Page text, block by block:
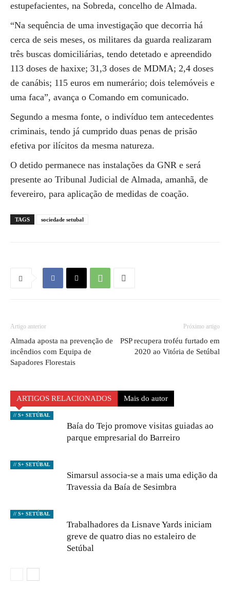
estupefacientes, na Sobreda, concelho de Almada.
“Na sequência de uma investigação que decorria há
cerca de seis meses, os militares da guarda realizaram
três buscas domiciliárias, tendo detetado e apreendido
113 doses de haxixe; 31,3 doses de MDMA; 2,4 doses
de canábis; 115 euros em numerário; dois telemóveis e
uma faca”, avança o Comando em comunicado.
Segundo a mesma fonte, o indivíduo tem antecedentes
criminais, tendo já cumprido duas penas de prisão
efetiva por ilícitos da mesma natureza.
O detido permanece nas instalações da GNR e será
presente ao Tribunal Judicial de Almada, amanhã, de
fevereiro, para aplicação de medidas de coação.
TAGS sociedade setubal
Artigo anterior
Almada aposta na prevenção de
incêndios com Equipa de
Sapadores Florestais
Próximo artigo
PSP recupera troféu furtado em
2020 ao Vitória de Setúbal
ARTIGOS RELACIONADOS Mais do autor
// S+ SETÚBAL
Baía do Tejo promove visitas guiadas ao
parque empresarial do Barreiro
// S+ SETÚBAL
Simarsul associa-se a mais uma edição da
Travessia da Baía de Sesimbra
// S+ SETÚBAL
Trabalhadores da Lisnave Yards iniciam
greve de quatro dias no estaleiro de
Setúbal